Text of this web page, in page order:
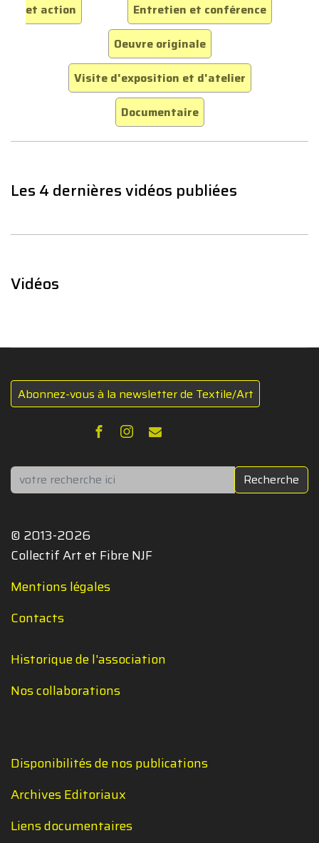
et action
Entretien et conférence
Oeuvre originale
Visite d'exposition et d'atelier
Documentaire
Les 4 dernières vidéos publiées
Vidéos
Abonnez-vous à la newsletter de Textile/Art
Rechercher Recherche
© 2013-2026
Collectif Art et Fibre NJF
Mentions légales
Contacts
Historique de l'association
Nos collaborations
Disponibilités de nos publications
Archives Editoriaux
Liens documentaires